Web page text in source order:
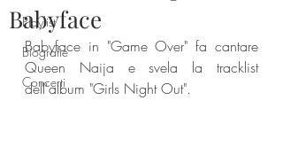
Playlist
Biografie
Concerti
Babyface
Babyface in "Game Over" fa cantare
Queen Naija e svela la tracklist
dell'album "Girls Night Out".